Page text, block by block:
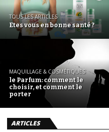
TOUS LES ARTICLES
Etes vous en bonne santé ?
MAQUILLAGE & COSMÉTIQUES
le Parfum: comment le
choisir, et comment le
porter
ARTICLES